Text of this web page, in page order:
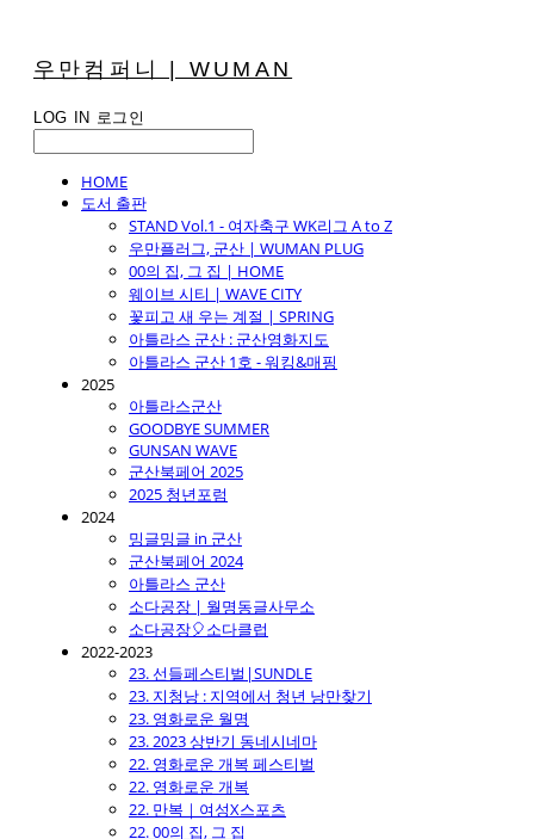
우만컴퍼니 | WUMAN
LOG IN 로그인
HOME
도서 출판
STAND Vol.1 - 여자축구 WK리그 A to Z
우만플러그, 군산 | WUMAN PLUG
00의 집, 그 집 | HOME
웨이브 시티 | WAVE CITY
꽃피고 새 우는 계절 | SPRING
아틀라스 군산 : 군산영화지도
아틀라스 군산 1호 - 워킹&매핑
2025
아틀라스군산
GOODBYE SUMMER
GUNSAN WAVE
군산북페어 2025
2025 청년포럼
2024
밍글밍글 in 군산
군산북페어 2024
아틀라스 군산
소다공장 | 월명동글사무소
소다공장🎈소다클럽
2022-2023
23. 선들페스티벌|SUNDLE
23. 지청낭 : 지역에서 청년 낭만찾기
23. 영화로운 월명
23. 2023 상반기 동네시네마
22. 영화로운 개복 페스티벌
22. 영화로운 개복
22. 만복｜여성X스포츠
22. 00의 집, 그 집